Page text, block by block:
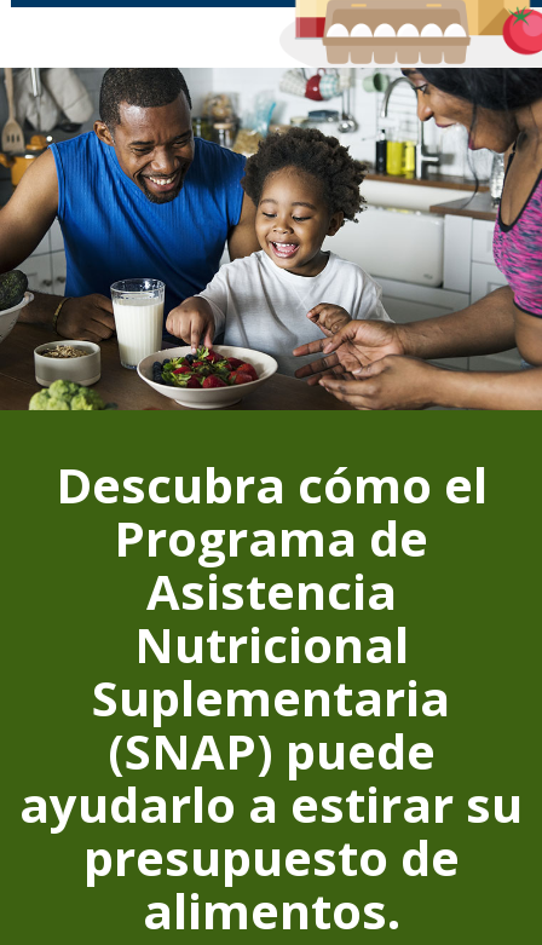
Descubra cómo el
Programa de
Asistencia
Nutricional
Suplementaria
(SNAP) puede
ayudarlo a estirar su
presupuesto de
alimentos.